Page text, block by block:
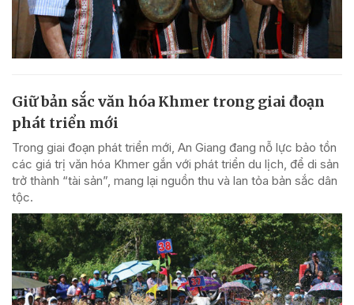
Giữ bản sắc văn hóa Khmer trong giai đoạn
phát triển mới
Trong giai đoạn phát triển mới, An Giang đang nỗ lực bảo tồn
các giá trị văn hóa Khmer gắn với phát triển du lịch, để di sản
trở thành “tài sản”, mang lại nguồn thu và lan tỏa bản sắc dân
tộc.